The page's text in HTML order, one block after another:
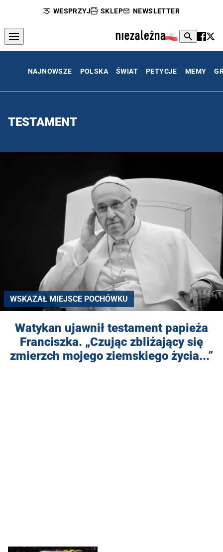
WESPRZYJ SKLEP NEWSLETTER
NAJNOWSZE POLSKA ŚWIAT PETYCJE MEMY
TESTAMENT
WSKAZAŁ MIEJSCE POCHÓWKU
Watykan ujawnił testament papieża
Franciszka. „Czując zbliżający się
zmierzch mojego ziemskiego życia...”